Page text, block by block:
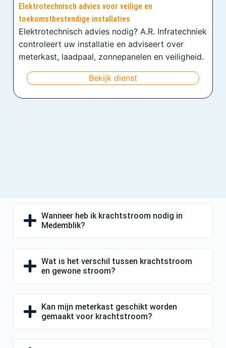
Elektrotechnisch advies voor veilige en
toekomstbestendige installaties
Elektrotechnisch advies nodig? A.R. Infratechniek
controleert uw installatie en adviseert over
meterkast, laadpaal, zonnepanelen en veiligheid.
Bekijk dienst
Wanneer heb ik krachtstroom nodig in
Medemblik?
Wat is het verschil tussen krachtstroom
en gewone stroom?
Kan mijn meterkast geschikt worden
gemaakt voor krachtstroom?